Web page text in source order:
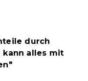
durch
kann alles mit